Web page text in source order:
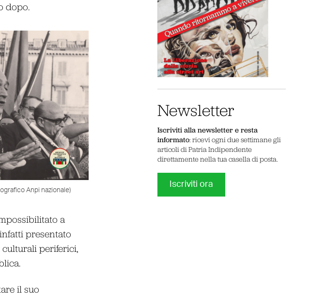
dopo.
Anpi nazionale)
a
presentato
periferici,
il suo
Newsletter
Iscriviti alla newsletter e resta
informato: ricevi ogni due settimane gli
articoli di Patria Indipendente
direttamente nella tua casella di posta.
Iscriviti ora